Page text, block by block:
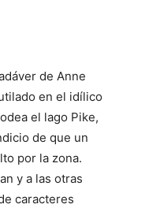
de Anne
en el idílico
el lago Pike,
de que un
por la zona.
y a las otras
caracteres